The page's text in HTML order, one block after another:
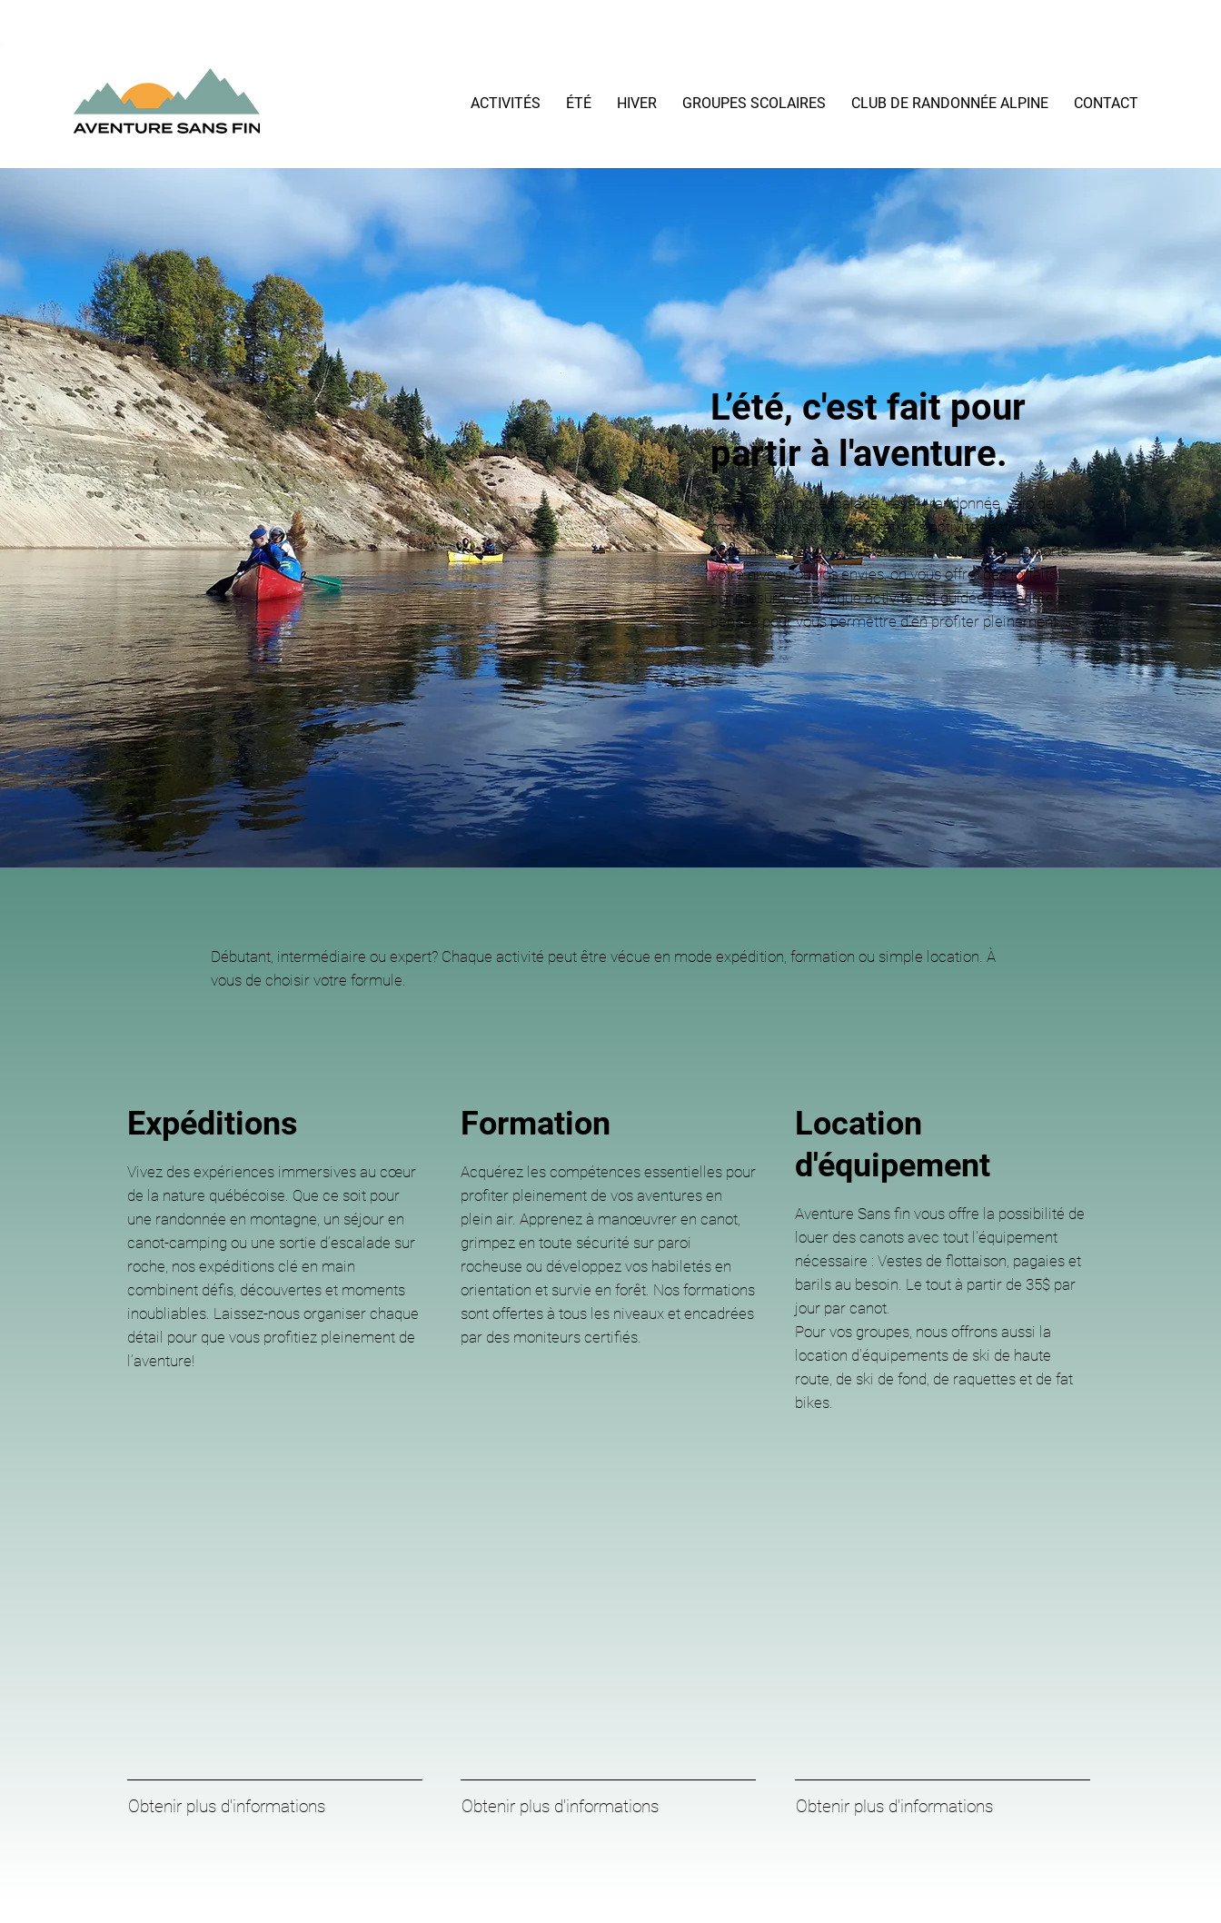
ACTIVITÉS ÉTÉ HIVER GROUPES SCOLAIRES CLUB DE RANDONNÉE ALPINE CONTACT
L’été, c'est fait pour
partir à l'aventure.
Canot-camping, escalade, kayak, randonnée, vélo de
montagne ou survie en forêt: nos activités estivales
vous invitent à vivre l’été en pleine nature. Peu importe
votre niveau ou vos envies, on vous offre des forfaits
sur mesure, où chaque activité est guidée, encadrée et
pensée pour vous permettre d’en profiter pleinement.
Obtenir plus d'informations
Expéditions
Vivez des expériences immersives au cœur
de la nature québécoise. Que ce soit pour
une randonnée en montagne, un séjour en
canot-camping ou une sortie d’escalade sur
roche, nos expéditions clé en main
combinent défis, découvertes et moments
inoubliables. Laissez-nous organiser chaque
détail pour que vous profitiez pleinement de
l’aventure!
Obtenir plus d'informations
Formation
Acquérez les compétences essentielles pour
profiter pleinement de vos aventures en
plein air. Apprenez à manœuvrer en canot,
grimpez en toute sécurité sur paroi
rocheuse ou développez vos habiletés en
orientation et survie en forêt. Nos formations
sont offertes à tous les niveaux et encadrées
par des moniteurs certifiés.
Obtenir plus d'informations
Location
d'équipement
Aventure Sans fin vous offre la possibilité de
louer des canots avec tout l'équipement
nécessaire : Vestes de flottaison, pagaies et
barils au besoin. Le tout à partir de 35$ par
jour par canot.
Pour vos groupes, nous offrons aussi la
location d'équipements de ski de haute
route, de ski de fond, de raquettes et de fat
bikes.
Débutant, intermédiaire ou expert? Chaque activité peut être vécue en mode expédition, formation ou simple location. À
vous de choisir votre formule.